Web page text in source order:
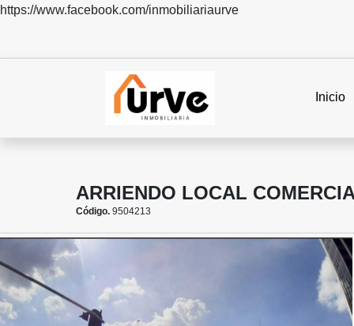
https://www.facebook.com/inmobiliariaurve
Inicio
ARRIENDO LOCAL
Código. 9504213